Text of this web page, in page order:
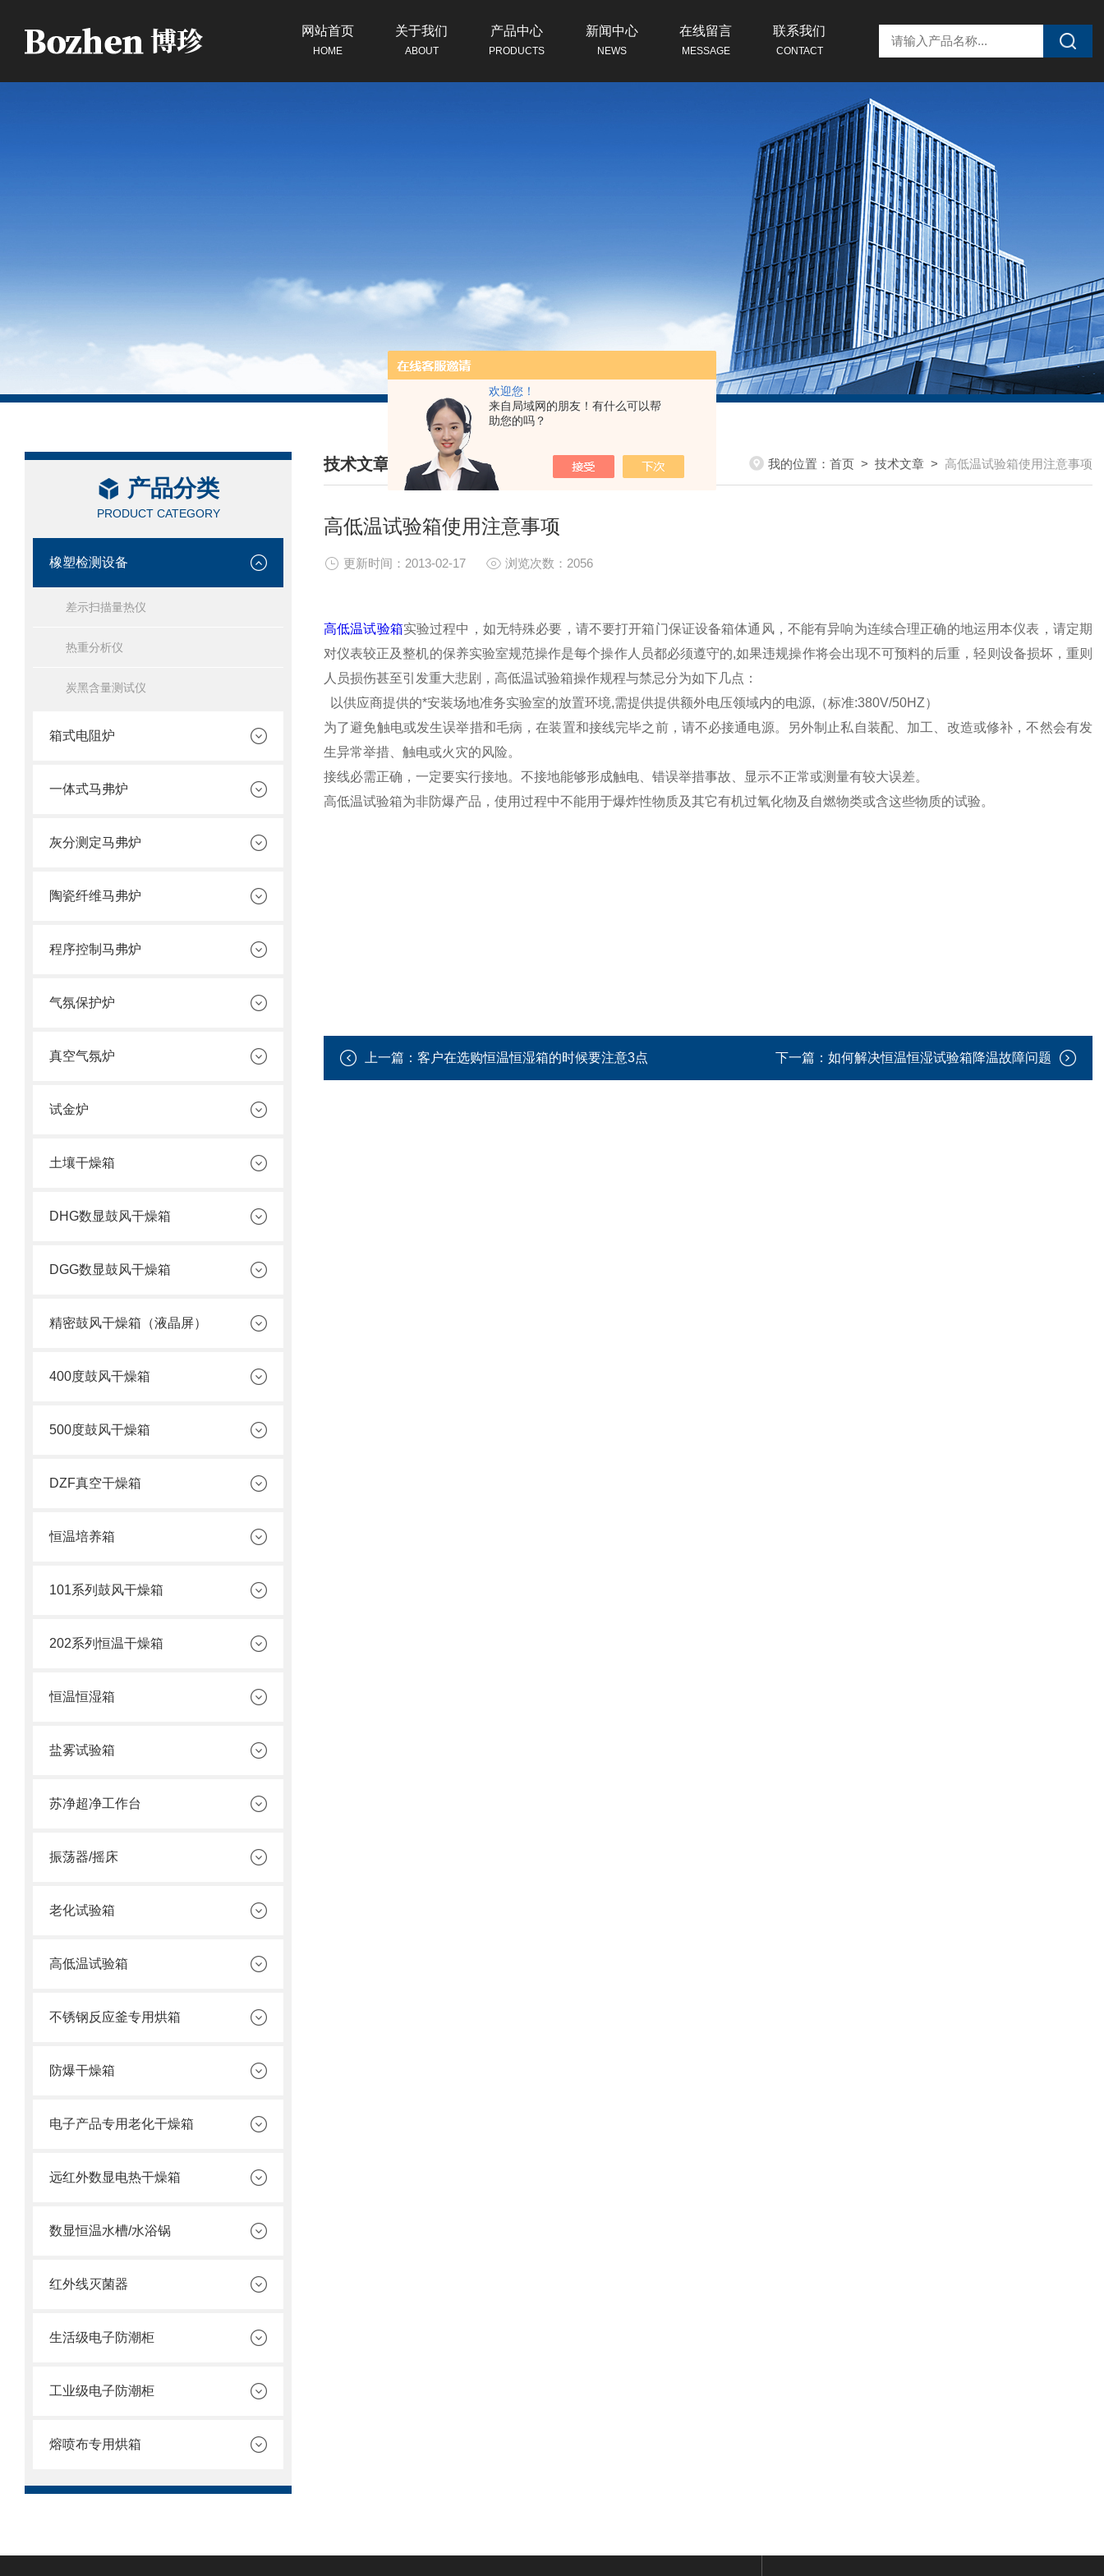
欢迎您！
来自局域网的朋友！有什么可以帮
助您的吗？
网站首页
HOME
关于我们
ABOUT
产品中心
PRODUCTS
新闻中心
NEWS
在线留言
MESSAGE
联系我们
CONTACT
产品分类
PRODUCT CATEGORY
橡塑检测设备
差示扫描量热仪
热重分析仪
炭黑含量测试仪
箱式电阻炉
一体式马弗炉
灰分测定马弗炉
陶瓷纤维马弗炉
程序控制马弗炉
气氛保护炉
真空气氛炉
试金炉
土壤干燥箱
DHG数显鼓风干燥箱
DGG数显鼓风干燥箱
精密鼓风干燥箱（液晶屏）
400度鼓风干燥箱
500度鼓风干燥箱
DZF真空干燥箱
恒温培养箱
101系列鼓风干燥箱
202系列恒温干燥箱
恒温恒湿箱
盐雾试验箱
苏净超净工作台
振荡器/摇床
老化试验箱
高低温试验箱
不锈钢反应釜专用烘箱
防爆干燥箱
电子产品专用老化干燥箱
远红外数显电热干燥箱
数显恒温水槽/水浴锅
红外线灭菌器
生活级电子防潮柜
工业级电子防潮柜
熔喷布专用烘箱
技术文章
/ TECHNICAL ARTICLES
我的位置： 首页 > 技术文章 > 高低温试验箱使用注意事项
高低温试验箱使用注意事项
更新时间：2013-02-17 浏览次数：2056
高低温试验箱实验过程中，如无特殊必要，请不要打开箱门保证设备箱体通风，不能有异响为连续合理正确的地运用本仪表，请定期
对仪表较正及整机的保养实验室规范操作是每个操作人员都必须遵守的,如果违规操作将会出现不可预料的后重，轻则设备损坏，重则
人员损伤甚至引发重大悲剧，高低温试验箱操作规程与禁忌分为如下几点：
以供应商提供的*安装场地准务实验室的放置环境,需提供提供额外电压领域内的电源,（标准:380V/50HZ）
为了避免触电或发生误举措和毛病，在装置和接线完毕之前，请不必接通电源。另外制止私自装配、加工、改造或修补，不然会有发
生异常举措、触电或火灾的风险。
接线必需正确，一定要实行接地。不接地能够形成触电、错误举措事故、显示不正常或测量有较大误差。
高低温试验箱为非防爆产品，使用过程中不能用于爆炸性物质及其它有机过氧化物及自燃物类或含这些物质的试验。
上一篇： 客户在选购恒温恒湿箱的时候要注意3点 下一篇： 如何解决恒温恒湿试验箱降温故障问题